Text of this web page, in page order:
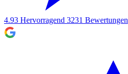
4.93 Hervorragend 3231 Bewertungen